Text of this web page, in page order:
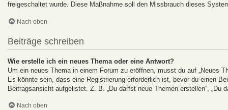
freigeschaltet wurde. Diese Maßnahme soll den Missbrauch dieses
Nach oben
Beiträge schreiben
Wie erstelle ich ein neues Thema oder eine Antwort?
Um ein neues Thema in einem Forum zu eröffnen, musst du auf „Neues
Es könnte sein, dass eine Registrierung erforderlich ist, bevor du einen
Beitragsansicht aufgelistet. Z. B. „Du darfst neue Themen erstellen“, „Du
Nach oben